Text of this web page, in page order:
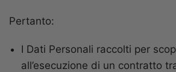
Pertanto:
I Dati Personali raccolti per
all’esecuzione di un contratto